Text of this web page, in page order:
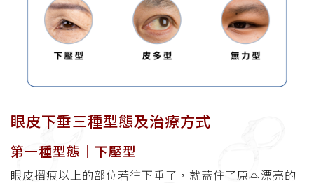
眼皮下垂三種型態及治療方式
第一種型態│下壓型
眼皮摺痕以上的部位若往下垂了，就蓋住了原本漂亮的